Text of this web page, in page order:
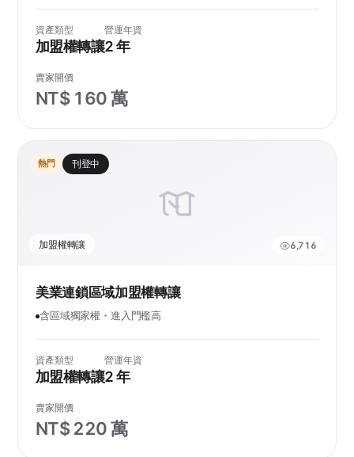
資產類型
加盟權轉讓
營運年資
2 年
賣家開價
NT$ 160 萬
熱門 刊登中
加盟權轉讓 6,716
美業連鎖區域加盟權轉讓
含區域獨家權・進入門檻高
資產類型
加盟權轉讓
營運年資
2 年
賣家開價
NT$ 220 萬